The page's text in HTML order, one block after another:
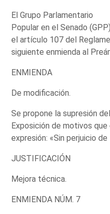
El Grupo Parlamentario
Popular en el Senado
el artículo 107 del
siguiente enmienda al
ENMIENDA
De modificación.
Se propone la supresión
Exposición de motivos
expresión: «Sin perjuicio
JUSTIFICACIÓN
Mejora técnica.
ENMIENDA NÚM. 7